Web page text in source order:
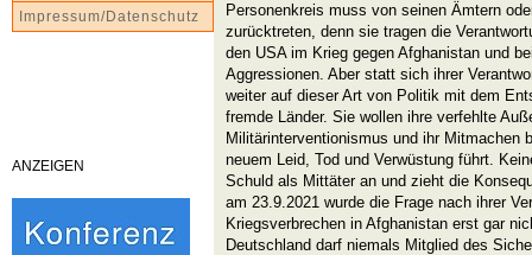
Impressum/Datenschutz
ANZEIGEN
Personenkreis muss von seinen Ämtern
zurücktreten, denn sie tragen die
den USA im Krieg gegen Afghanistan und
Aggressionen. Aber statt sich ihrer
weiter auf dieser Art von Politik mit dem
fremde Länder. Sie wollen ihre verfehlte
Militärinterventionismus und ihr Mitmachen
neuem Leid, Tod und Verwüstung führt.
Schuld als Mittäter an und zieht die
am 23.9.2021 wurde die Frage nach ihrer
Kriegsverbrechen in Afghanistan erst gar
Deutschland darf niemals Mitglied des